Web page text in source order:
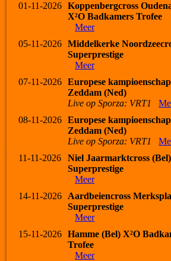
01-11-2026
Koppenbergcross
X²O Badkamers Trofee
Meer
05-11-2026
Middelkerke
Superprestige
Meer
07-11-2026
Europese
Zeddam (Ned)
Live op Sporza: VRT1
08-11-2026
Europese
Zeddam (Ned)
Live op Sporza: VRT1
11-11-2026
Niel Jaarmarktcross (Bel)
Superprestige
Meer
14-11-2026
Aardbeiencross
Superprestige
Meer
15-11-2026
Hamme (Bel) X²O
Trofee
Meer